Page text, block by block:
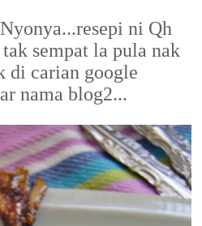
ni Qh
sempat la pula nak
di carian google
nama blog2...